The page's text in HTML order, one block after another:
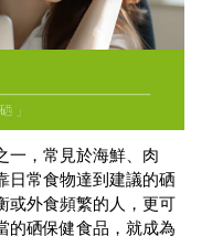
一，常見於海鮮、肉
日常食物達到建議的硒
或外食頻繁的人，更可
的硒保健食品，就成為